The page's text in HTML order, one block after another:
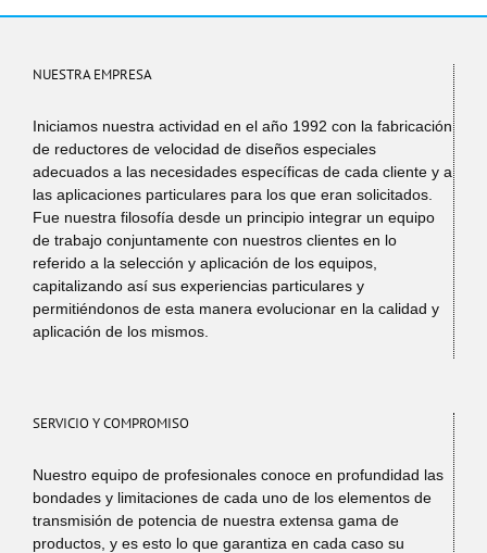
NUESTRA EMPRESA
Iniciamos nuestra actividad en el año 1992 con la fabricación
de reductores de velocidad de diseños especiales
adecuados a las necesidades específicas de cada cliente y a
las aplicaciones particulares para los que eran solicitados.
Fue nuestra filosofía desde un principio integrar un equipo
de trabajo conjuntamente con nuestros clientes en lo
referido a la selección y aplicación de los equipos,
capitalizando así sus experiencias particulares y
permitiéndonos de esta manera evolucionar en la calidad y
aplicación de los mismos.
SERVICIO Y COMPROMISO
Nuestro equipo de profesionales conoce en profundidad las
bondades y limitaciones de cada uno de los elementos de
transmisión de potencia de nuestra extensa gama de
productos, y es esto lo que garantiza en cada caso su